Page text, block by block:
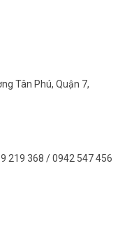
Tân Phú, Quận 7,
219 368 / 0942 547 456